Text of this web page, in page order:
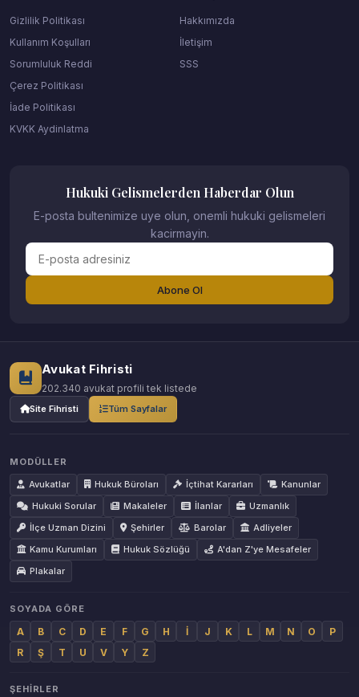
Gizlilik Politikası
Kullanım Koşulları
Sorumluluk Reddi
Çerez Politikası
İade Politikası
KVKK Aydinlatma
Hakkımızda
İletişim
SSS
Hukuki Gelismelerden Haberdar Olun
E-posta bultenimize uye olun, onemli hukuki gelismeleri
kacirmayin.
Abone Ol
Avukat Fihristi
202.340 avukat profili tek listede
Site Fihristi Tüm Sayfalar
MODÜLLER
Avukatlar
Hukuk Büroları İçtihat Kararları
Kanunlar
Hukuki Sorular
Makaleler İlanlar
Uzmanlık
İlçe Uzman Dizini
Şehirler Barolar
Adliyeler
Kamu Kurumları
Hukuk Sözlüğü
A'dan Z'ye Mesafeler
Plakalar
SOYADA GÖRE
A B C D E F G H İ J K L M N O
P
R
Ş T U V Y Z
ŞEHIRLER